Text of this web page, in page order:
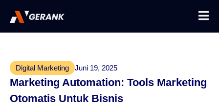
Digital Marketing Juni 19, 2025
Marketing Automation: Tools Marketing
Otomatis Untuk Bisnis